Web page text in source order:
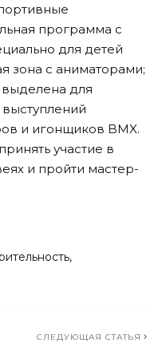
программа с
для детей
зона с аниматорами;
для
выступлений
и игонщиков BMX.
участие в
и пройти мастер-
СЛЕДУЮЩАЯ СТАТЬЯ